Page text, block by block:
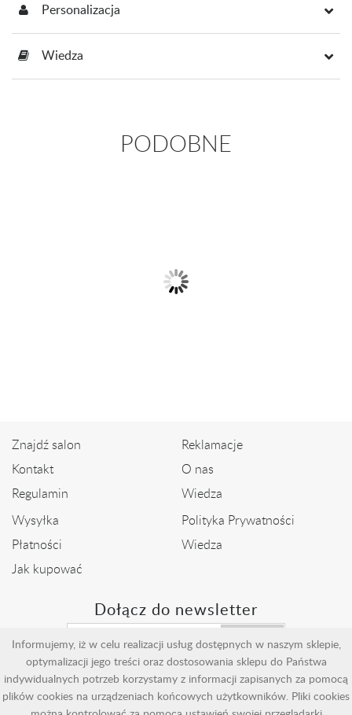
Personalizacja
Wiedza
PODOBNE
Znajdź salon
Kontakt
Regulamin
Reklamacje
O nas
Wiedza
Wysyłka
Płatności
Jak kupować
Polityka Prywatności
Wiedza
Dołącz do newsletter
Wyślij
Informujemy, iż w celu realizacji usług dostępnych w naszym sklepie,
optymalizacji jego treści oraz dostosowania sklepu do Państwa
indywidualnych potrzeb korzystamy z informacji zapisanych za pomocą
plików cookies na urządzeniach końcowych użytkowników. Pliki cookies